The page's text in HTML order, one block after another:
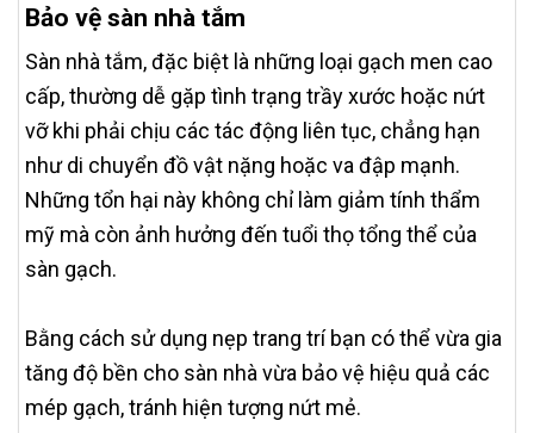
Bảo vệ sàn nhà tắm
Sàn nhà tắm, đặc biệt là những loại gạch men cao
cấp, thường dễ gặp tình trạng trầy xước hoặc nứt
vỡ khi phải chịu các tác động liên tục, chẳng hạn
như di chuyển đồ vật nặng hoặc va đập mạnh.
Những tổn hại này không chỉ làm giảm tính thẩm
mỹ mà còn ảnh hưởng đến tuổi thọ tổng thể của
sàn gạch.
Bằng cách sử dụng nẹp trang trí bạn có thể vừa gia
tăng độ bền cho sàn nhà vừa bảo vệ hiệu quả các
mép gạch, tránh hiện tượng nứt mẻ.